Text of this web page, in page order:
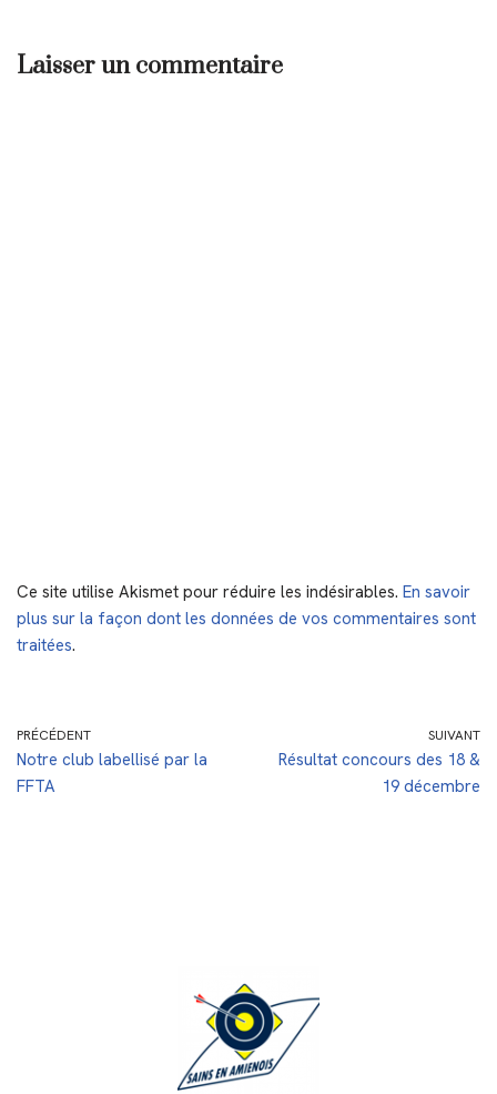
Laisser un commentaire
Ce site utilise Akismet pour réduire les indésirables. En savoir
plus sur la façon dont les données de vos commentaires sont
traitées.
PRÉCÉDENT
Notre club labellisé par la
FFTA
SUIVANT
Résultat concours des 18 &
19 décembre